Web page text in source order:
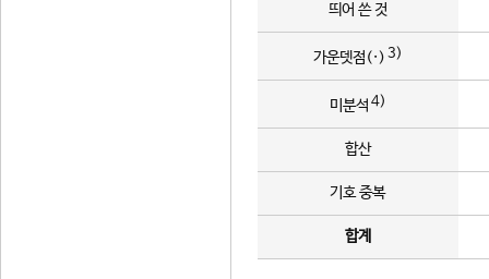
띄어 쓴 것
가운뎃점(·) 3)
미분석 4)
합산
기호 중복
합계